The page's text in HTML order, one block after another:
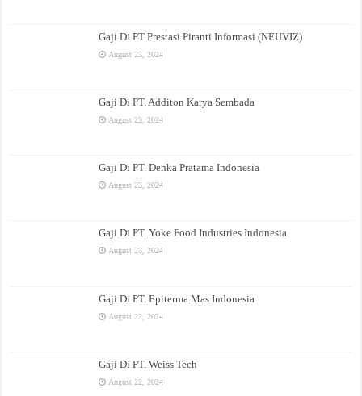
Gaji Di PT Prestasi Piranti Informasi (NEUVIZ)
August 23, 2024
Gaji Di PT. Additon Karya Sembada
August 23, 2024
Gaji Di PT. Denka Pratama Indonesia
August 23, 2024
Gaji Di PT. Yoke Food Industries Indonesia
August 23, 2024
Gaji Di PT. Epiterma Mas Indonesia
August 22, 2024
Gaji Di PT. Weiss Tech
August 22, 2024